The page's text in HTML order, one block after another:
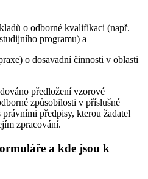
o odborné kvalifikaci (např.
programu) a
o dosavadní činnosti v oblasti
předložení vzorové
způsobilosti v příslušné
předpisy, kterou žadatel
zpracování.
a kde jsou k